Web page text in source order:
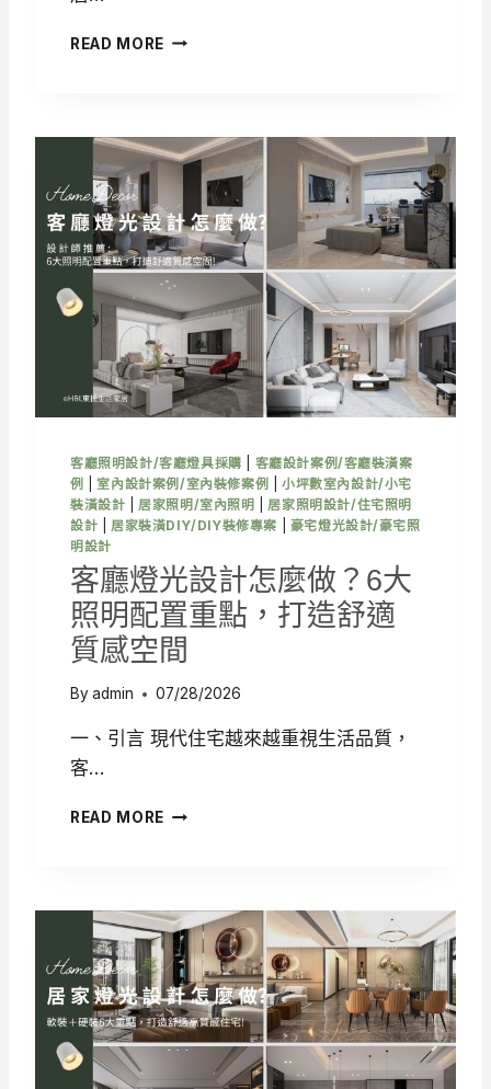
READ MORE 臥
計
做
？
6
大
照
配
置
技
＋
3
大
裝
翻
車
案
例
解
客廳照明設計/客廳燈具採購
客廳設計案例/客廳裝潢案
例 |室內設計案例/室內裝修案例
小坪數室內設計/小宅
裝潢設計
居家照明/室內照明
居家照明設計/住宅照明
設計
居家裝潢DIY/DIY裝修專案
豪宅燈光設計/豪宅照
明設計
客廳燈光設計怎麼做？6大
照明配置重點，打造舒適
質感空間
Byadmin 07/28/2026
一、引言 現代住宅越來越重視生活品質，
客…
READ MORE 客
計
怎
麼
做
？
6